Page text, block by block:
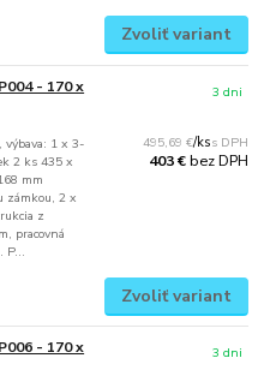
Zvoliť variant
- 170 x
výbava: 1 x 3-
2 ks 435 x
mm
zámkou, 2 x
z
pracovná
P...
495,69 €/ks
403 €bez DPH
3 dni
Zvoliť variant
- 170 x
3 dni